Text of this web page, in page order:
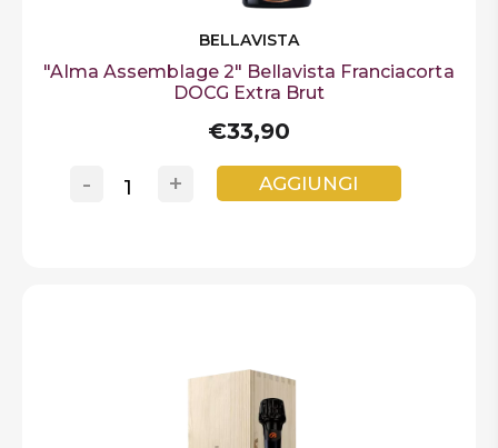
BELLAVISTA
"Alma Assemblage 2" Bellavista Franciacorta
DOCG Extra Brut
€33,90
+
- AGGIUNGI